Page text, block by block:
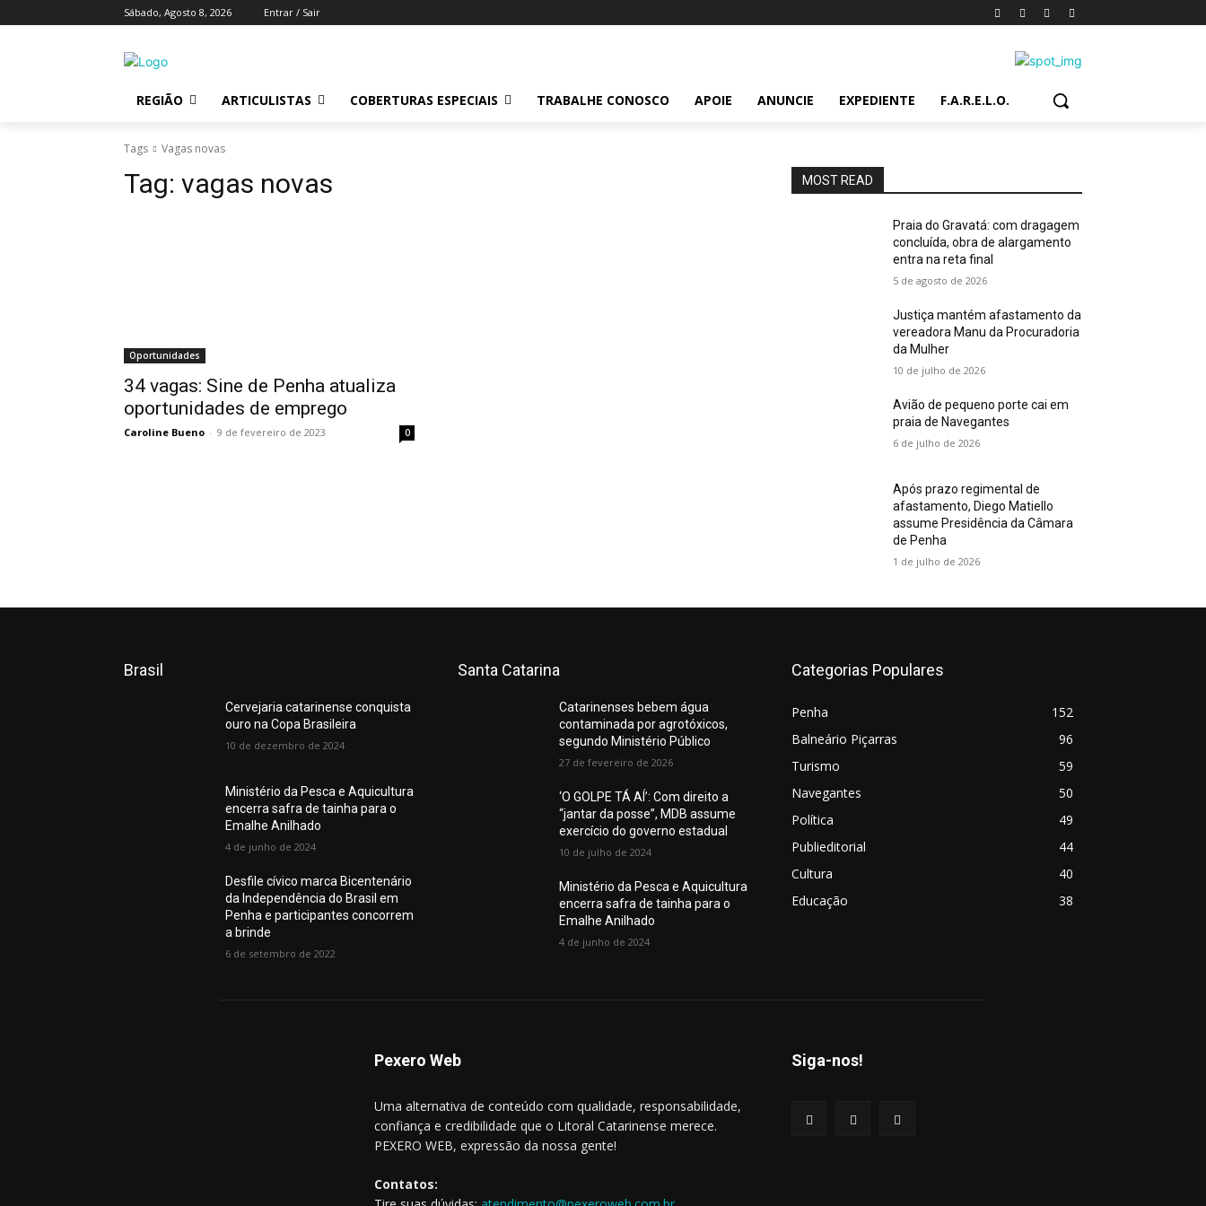
Sábado, Agosto 8, 2026 Entrar / Sair
REGIÃO ARTICULISTAS COBERTURAS ESPECIAIS TRABALHE CONOSCO APOIE ANUNCIE EXPEDIENTE F.A.R.E.L.O.
Tags Vagas novas
Tag: vagas novas
Oportunidades
34 vagas: Sine de Penha atualiza
oportunidades de emprego
Caroline Bueno - 9 de fevereiro de 2023 0
MOST READ
Praia do Gravatá: com dragagem
concluída, obra de alargamento
entra na reta final
5 de agosto de 2026
Justiça mantém afastamento da
vereadora Manu da Procuradoria
da Mulher
10 de julho de 2026
Avião de pequeno porte cai em
praia de Navegantes
6 de julho de 2026
Após prazo regimental de
afastamento, Diego Matiello
assume Presidência da Câmara
de Penha
1 de julho de 2026
Brasil
Cervejaria catarinense conquista
ouro na Copa Brasileira
10 de dezembro de 2024
Ministério da Pesca e Aquicultura
encerra safra de tainha para o
Emalhe Anilhado
4 de junho de 2024
Desfile cívico marca Bicentenário
da Independência do Brasil em
Penha e participantes concorrem
a brinde
6 de setembro de 2022
Santa Catarina
Catarinenses bebem água
contaminada por agrotóxicos,
segundo Ministério Público
27 de fevereiro de 2026
‘O GOLPE TÁ AÍ’: Com direito a
“jantar da posse”, MDB assume
exercício do governo estadual
10 de julho de 2024
Ministério da Pesca e Aquicultura
encerra safra de tainha para o
Emalhe Anilhado
4 de junho de 2024
Categorias Populares
Penha
152
Balneário Piçarras
96
Turismo
59
Navegantes
50
Política
49
Publieditorial
44
Cultura
40
Educação
38
Pexero Web
Uma alternativa de conteúdo com qualidade, responsabilidade,
confiança e credibilidade que o Litoral Catarinense merece.
PEXERO WEB, expressão da nossa gente!
Contatos:
Siga-nos!